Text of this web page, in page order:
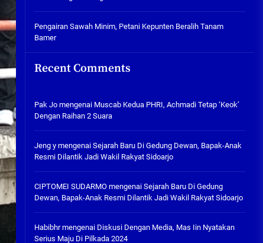
SDN Gilang II Tulangan
05/08/2026
05/08/2026
Pengairan Sawah Minim, Petani Kepunten Beralih Tanam
Bamer
Recent Comments
Pak Jomengenai Muscab Kedua PHRI, Achmadi Tetap ‘Keok’
Dengan Raihan 2 Suara
Jeng ymengenai Sejarah Baru Di Gedung Dewan, Bapak-Anak
Resmi Dilantik Jadi Wakil Rakyat Sidoarjo
CIPTOMEI SUDARMOmengenai Sejarah Baru Di Gedung
Dewan, Bapak-Anak Resmi Dilantik Jadi Wakil Rakyat Sidoarjo
Habibhrmengenai Diskusi Dengan Media, Mas Iin Nyatakan
Serius Maju Di Pilkada 2024